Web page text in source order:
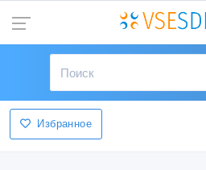
Избранное